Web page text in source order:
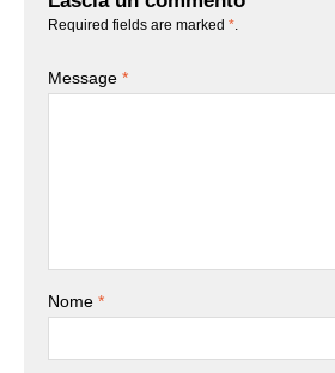
Required fields are marked *
Message *
Nome *